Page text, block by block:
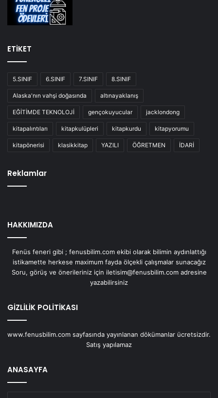
ETİKET
5.SINIF 6.SINIF 7.SINIF 8.SINIF
Alaska'nın vahşi doğasında altınayaklanış
EĞİTİMDE TEKNOLOJİ gençokuyucular jacklondong
kitapalıntıları kitapkulüpleri kitapkurdu kitapyorumu
kitapönerisi klasikkitap YAZILI ÖĞRETMEN İDARİ
Reklamlar
HAKKIMIZDA
Fenüs feneri gibi ; fenusbilim.com ekibi olarak bilimin aydınlattığı
istikamette herkese maximum fayda ölçekli çalışmalar sunacağız
Soru, görüş ve önerileriniz için iletisim@fenusbilim.com adresine
yazabilirsiniz
GİZLİLİK POLİTİKASI
www.fenusbilim.com sayfasında yayınlanan dökümanlar ücretsizdir.
Satış yapılamaz
ANASAYFA